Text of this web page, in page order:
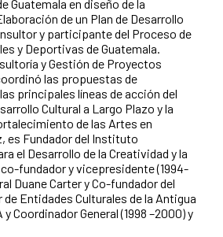
Guatemala en diseño de la
de un Plan de Desarrollo
y participante del Proceso de
y Deportivas de Guatemala.
y Gestión de Proyectos
las propuestas de
principales líneas de acción del
Cultural a Largo Plazo y la
de las Artes en
es Fundador del Instituto
el Desarrollo de la Creatividad y la
fundador y vicepresidente (1994-
Duane Carter y Co-fundador del
Entidades Culturales de la Antigua
Coordinador General (1998 –2000) y